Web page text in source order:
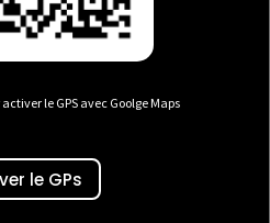
le GPS avec Goolge Maps
le GPs